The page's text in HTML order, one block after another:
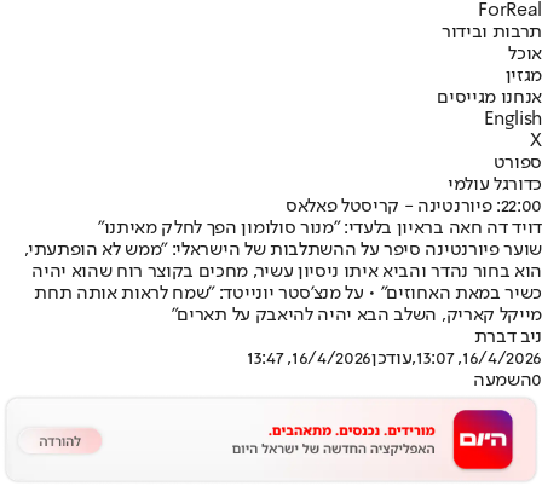
ForReal
תרבות ובידור
אוכל
מגזין
אנחנו מגייסים
English
X
ספורט
כדורגל עולמי
22:00: פיורנטינה - קריסטל פאלאס
דויד דה חאה בראיון בלעדי: "מנור סולומון הפך לחלק מאיתנו"
שוער פיורנטינה סיפר על ההשתלבות של הישראלי: "ממש לא הופתעתי,
הוא בחור נהדר והביא איתו ניסיון עשיר, מחכים בקוצר רוח שהוא יהיה
כשיר במאת האחוזים" • על מנצ'סטר יונייטד: "שמח לראות אותה תחת
מייקל קאריק, השלב הבא יהיה להיאבק על תארים"
ניב דברת
16/4/2026, 13:07
,עודכן16/4/2026, 13:47
0השמעה